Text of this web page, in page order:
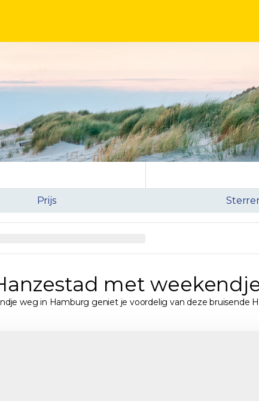
Prijs
met
weg in Hamburg geniet je voordelig van deze bruisende